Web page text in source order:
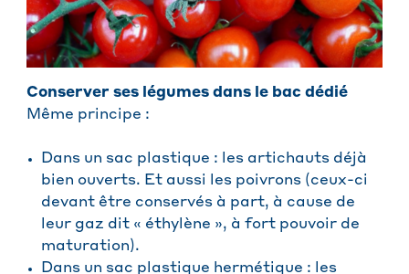
Conserver ses légumes dans le bac dédié
Même principe :
Dans un sac plastique : les artichauts déjà
bien ouverts. Et aussi les poivrons (ceux-ci
devant être conservés à part, à cause de
leur gaz dit « éthylène », à fort pouvoir de
maturation).
Dans un sac plastique hermétique : les